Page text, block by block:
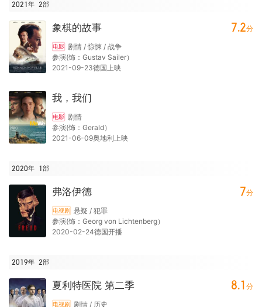
2021年 2部
象棋的故事
电影 剧情 / 惊悚 / 战争
参演(饰：Gustav Sailer）
2021-09-23德国上映
7.2分
我，我们
电影 剧情
参演(饰：Gerald）
2021-06-09奥地利上映
2020年 1部
弗洛伊德
电视剧 悬疑 / 犯罪
参演(饰：Georg von Lichtenberg）
2020-02-24德国开播
7分
2019年 2部
夏利特医院 第二季
电视剧 剧情 / 历史
8.1 分